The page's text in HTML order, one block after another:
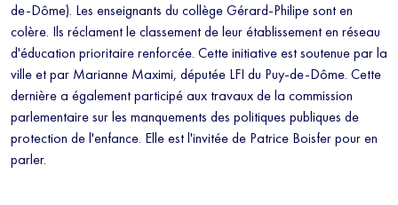
de-Dôme). Les enseignants du collège Gérard-Philipe sont en
colère. Ils réclament le classement de leur établissement en réseau
d'éducation prioritaire renforcée. Cette initiative est soutenue par la
ville et par Marianne Maximi, députée LFI du Puy-de-Dôme. Cette
dernière a également participé aux travaux de la commission
parlementaire sur les manquements des politiques publiques de
protection de l'enfance. Elle est l'invitée de Patrice Boisfer pour en
parler.